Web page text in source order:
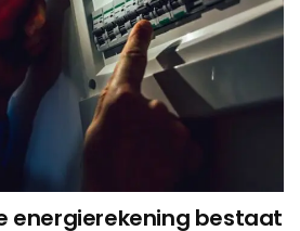
energierekening bestaat